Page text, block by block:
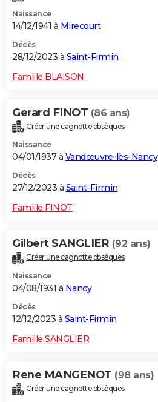
Naissance
14/12/1941 à Mirecourt
Décès
28/12/2023 à Saint-Firmin
Famille BLAISON
Gerard FINOT (86 ans)
Créer une cagnotte obsèques
Naissance
04/01/1937 à Vandœuvre-lès-Nancy
Décès
27/12/2023 à Saint-Firmin
Famille FINOT
Gilbert SANGLIER (92 ans)
Créer une cagnotte obsèques
Naissance
04/08/1931 à Nancy
Décès
12/12/2023 à Saint-Firmin
Famille SANGLIER
Rene MANGENOT (98 ans)
Créer une cagnotte obsèques